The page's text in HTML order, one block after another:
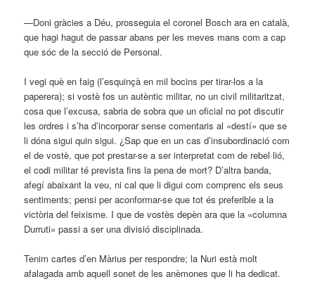
—Doni gràcies a Déu, prosseguia el coronel Bosch ara en català,
que hagi hagut de passar abans per les meves mans com a cap
que sóc de la secció de Personal.
I vegi què en faig (l’esquinçà en mil bocins per tirar-los a la
paperera); si vostè fos un autèntic militar, no un civil militaritzat,
cosa que l’excusa, sabria de sobra que un oficial no pot discutir
les ordres i s’ha d’incorporar sense comentaris al «destí» que se
li dóna sigui quin sigui. ¿Sap que en un cas d’insubordinació com
el de vostè, que pot prestar-se a ser interpretat com de rebel·lió,
el codi militar té prevista fins la pena de mort? D’altra banda,
afegí abaixant la veu, ni cal que li digui com comprenc els seus
sentiments; pensi per aconformar-se que tot és preferible a la
victòria del feixisme. I que de vostès depèn ara que la «columna
Durruti» passi a ser una divisió disciplinada.
Tenim cartes d’en Màrius per respondre; la Nuri està molt
afalagada amb aquell sonet de les anèmones que li ha dedicat.